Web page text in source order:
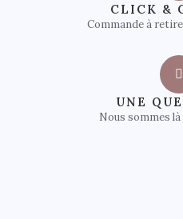
CLICK &
Commande à
UNE
Nous sommes